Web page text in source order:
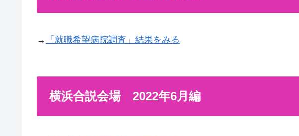
→ 「就職希望病院調査」結果をみる
横浜合説会場 2022年6月編